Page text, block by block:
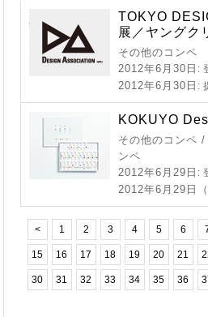
TOKYO
展／ヤングク
その他のコンペ
2012年6月30日 :
2012年6月30日 :
KOKUYO
その他のコンペ
ンペ
2012年6月29日 :
2012年6月29日
< 1 2 3 4 5 6
15 16 17 18 19 20 21
30 31 32 33 34 35 36